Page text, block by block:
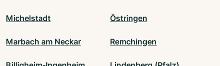
Michelstadt Östringen
Marbach am Neckar Remchingen